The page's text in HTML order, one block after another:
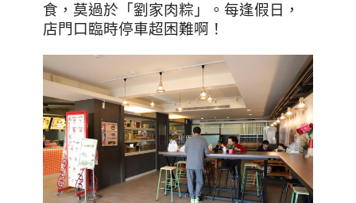
食，莫過於「劉家肉粽」。每逢假日，
店門口臨時停車超困難啊！